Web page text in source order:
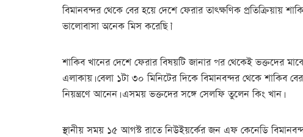
বিমানবন্দর থেকে বের হয়ে দেশে ফেরার তাৎক্ষণিক
ভালোবাসা অনেক মিস করেছি।’
শাকিব খানের দেশে ফেরার বিষয়টি জানার পর থেকেই ভক্তদের
এলাকায়। বেলা ১টা ৩০ মিনিটের দিকে বিমানবন্দর থেকে শাকিব
নিয়ন্ত্রণে আনেন। এসময় ভক্তদের সঙ্গে সেলফি তুলেন কিং খান।
স্থানীয় সময় ১৫ আগস্ট রাতে নিউইয়র্কের জন এফ কেনেডি